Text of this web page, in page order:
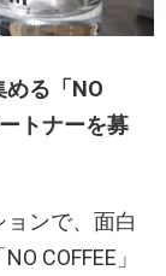
める「NO
トナーを募
ンで、面白
COFFEE」